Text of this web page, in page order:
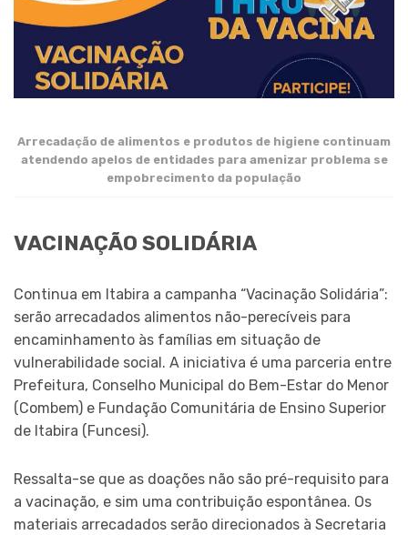
Arrecadação de alimentos e produtos de higiene continuam
atendendo apelos de entidades para amenizar problema se
empobrecimento da população
VACINAÇÃO SOLIDÁRIA
Continua em Itabira a campanha “Vacinação Solidária”:
serão arrecadados alimentos não-perecíveis para
encaminhamento às famílias em situação de
vulnerabilidade social. A iniciativa é uma parceria entre
Prefeitura, Conselho Municipal do Bem-Estar do Menor
(Combem) e Fundação Comunitária de Ensino Superior
de Itabira (Funcesi).
Ressalta-se que as doações não são pré-requisito para
a vacinação, e sim uma contribuição espontânea. Os
materiais arrecadados serão direcionados à Secretaria